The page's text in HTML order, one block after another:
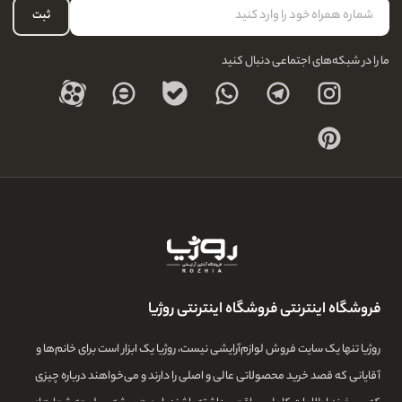
درباره ما
حساب کاربری
ثبت
ما را در شبکه‌های اجتماعی دنبال کنید
فروشگاه اینترنتی فروشگاه اینترنتی روژیا
روژیا تنها یک سایت فروش لوازم‌آرایشی نیست، روژیا یک ابزار است برای خانم‌ها و
آقایانی که قصد خرید محصولاتی عالی و اصلی را دارند و می‌خواهند درباره چیزی